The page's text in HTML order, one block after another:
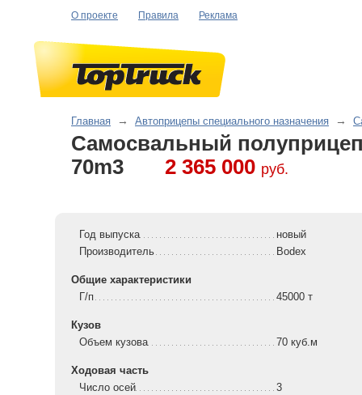
О проекте Правила Реклама
Главная → Автоприцепы специального назначения →
Самосвальный
70m3
2 365 000 руб.
Год выпуска
новый
Производитель
Bodex
Общие характеристики
Г/п
45000 т
Кузов
Объем кузова
70 куб.м
Ходовая часть
Число осей
3